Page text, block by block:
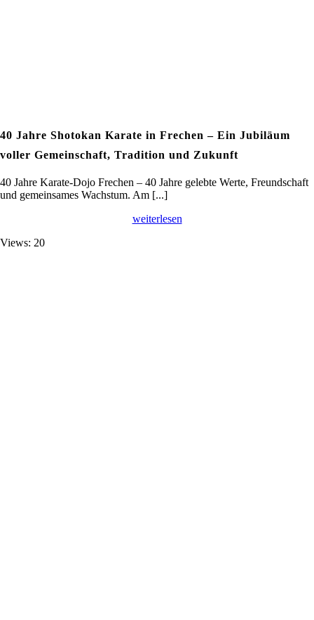
40 Jahre Shotokan Karate in Frechen – Ein Jubiläum
voller Gemeinschaft, Tradition und Zukunft
40 Jahre Karate-Dojo Frechen – 40 Jahre gelebte Werte, Freundschaft
und gemeinsames Wachstum. Am [...]
weiterlesen
Views: 20